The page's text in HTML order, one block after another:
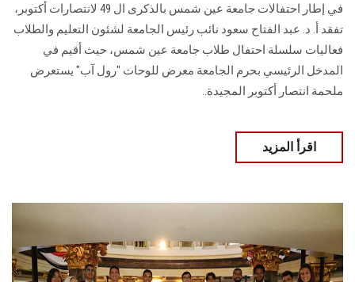
في إطار احتفالات جامعة عين شمس بالذكرى ال 49 لانتصارات أكتوبر،
تفقد أ. د. عبد الفتاح سعود نائب رئيس الجامعة لشئون التعليم والطلاب
فعاليات سلسلة احتفال طلاب جامعة عين شمس، حيث أقيم في
المدخل الرئيسي بحرم الجامعة معرض للوحات "رول آب" يستعرض
ملحمة انتصار أكتوبر المجيدة..
اقرأ المزيد